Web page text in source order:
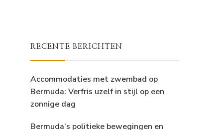
RECENTE BERICHTEN
Accommodaties met zwembad op
Bermuda: Verfris uzelf in stijl op een
zonnige dag
Bermuda’s politieke bewegingen en